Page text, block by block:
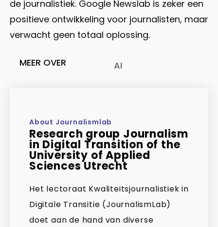
de journalistiek. Google Newslab is zeker een
positieve ontwikkeling voor journalisten, maar
verwacht geen totaal oplossing.
MEER OVER AI
About Journalismlab
Research group Journalism
in Digital Transition of the
University of Applied
Sciences Utrecht
Het lectoraat Kwaliteitsjournalistiek in
Digitale Transitie (JournalismLab)
doet aan de hand van diverse